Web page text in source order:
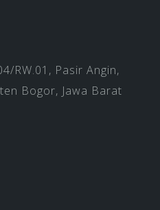
RW.01, Pasir Angin,
Bogor, Jawa Barat